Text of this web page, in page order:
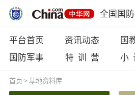
全国国
平台首页 资讯动态 国
国防军事
特 训 营 小
首页>基地资料库